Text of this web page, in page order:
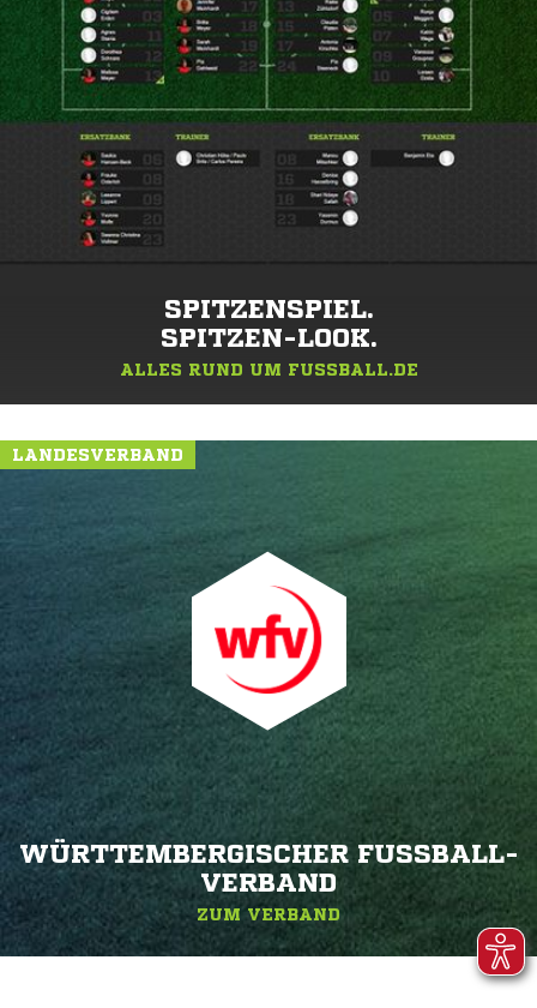
SPITZENSPIEL.
SPITZEN-LOOK.
ALLES RUND UM FUSSBALL.DE
LANDESVERBAND
WÜRTTEMBERGISCHER FUSSBALL-V
ERBAND
ZUM VERBAND